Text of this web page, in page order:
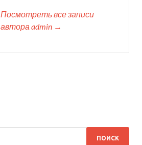
Посмотреть все записи
автора admin →